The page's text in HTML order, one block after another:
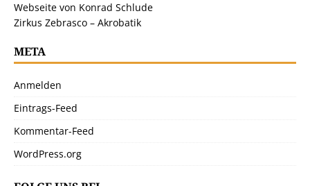
Webseite von Konrad Schlude
Zirkus Zebrasco – Akrobatik
META
Anmelden
Eintrags-Feed
Kommentar-Feed
WordPress.org